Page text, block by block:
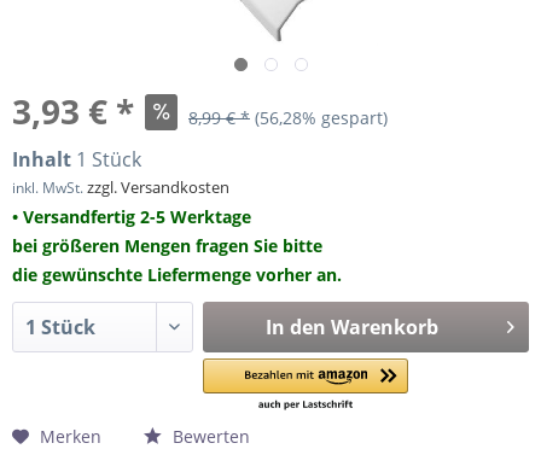
3,93 € * 8,99 € * (56,28% gespart)
Inhalt 1 Stück
inkl. MwSt.zzgl. Versandkosten
• Versandfertig 2-5 Werktage
bei größeren Mengen fragen Sie bitte
die gewünschte Liefermenge vorher an.
In den Warenkorb
Merken Bewerten